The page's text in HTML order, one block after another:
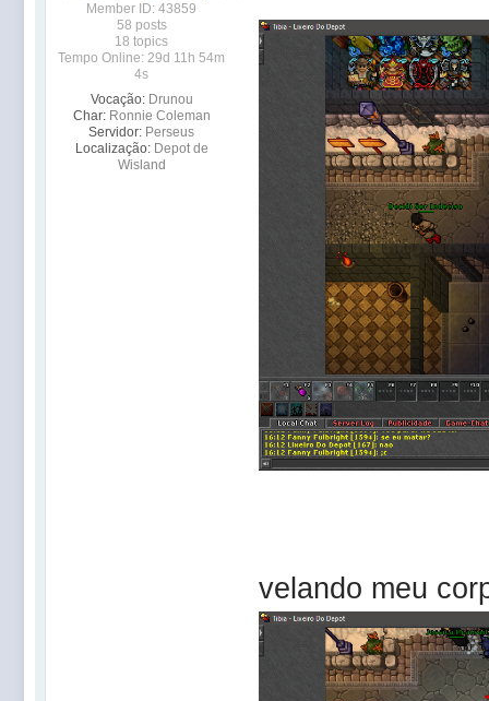
Member ID: 43859
58 posts
18 topics
Tempo Online: 29d 11h 54m
4s
Vocação: Drunou
Char: Ronnie Coleman
Servidor: Perseus
Localização: Depot de
Wisland
velando meu